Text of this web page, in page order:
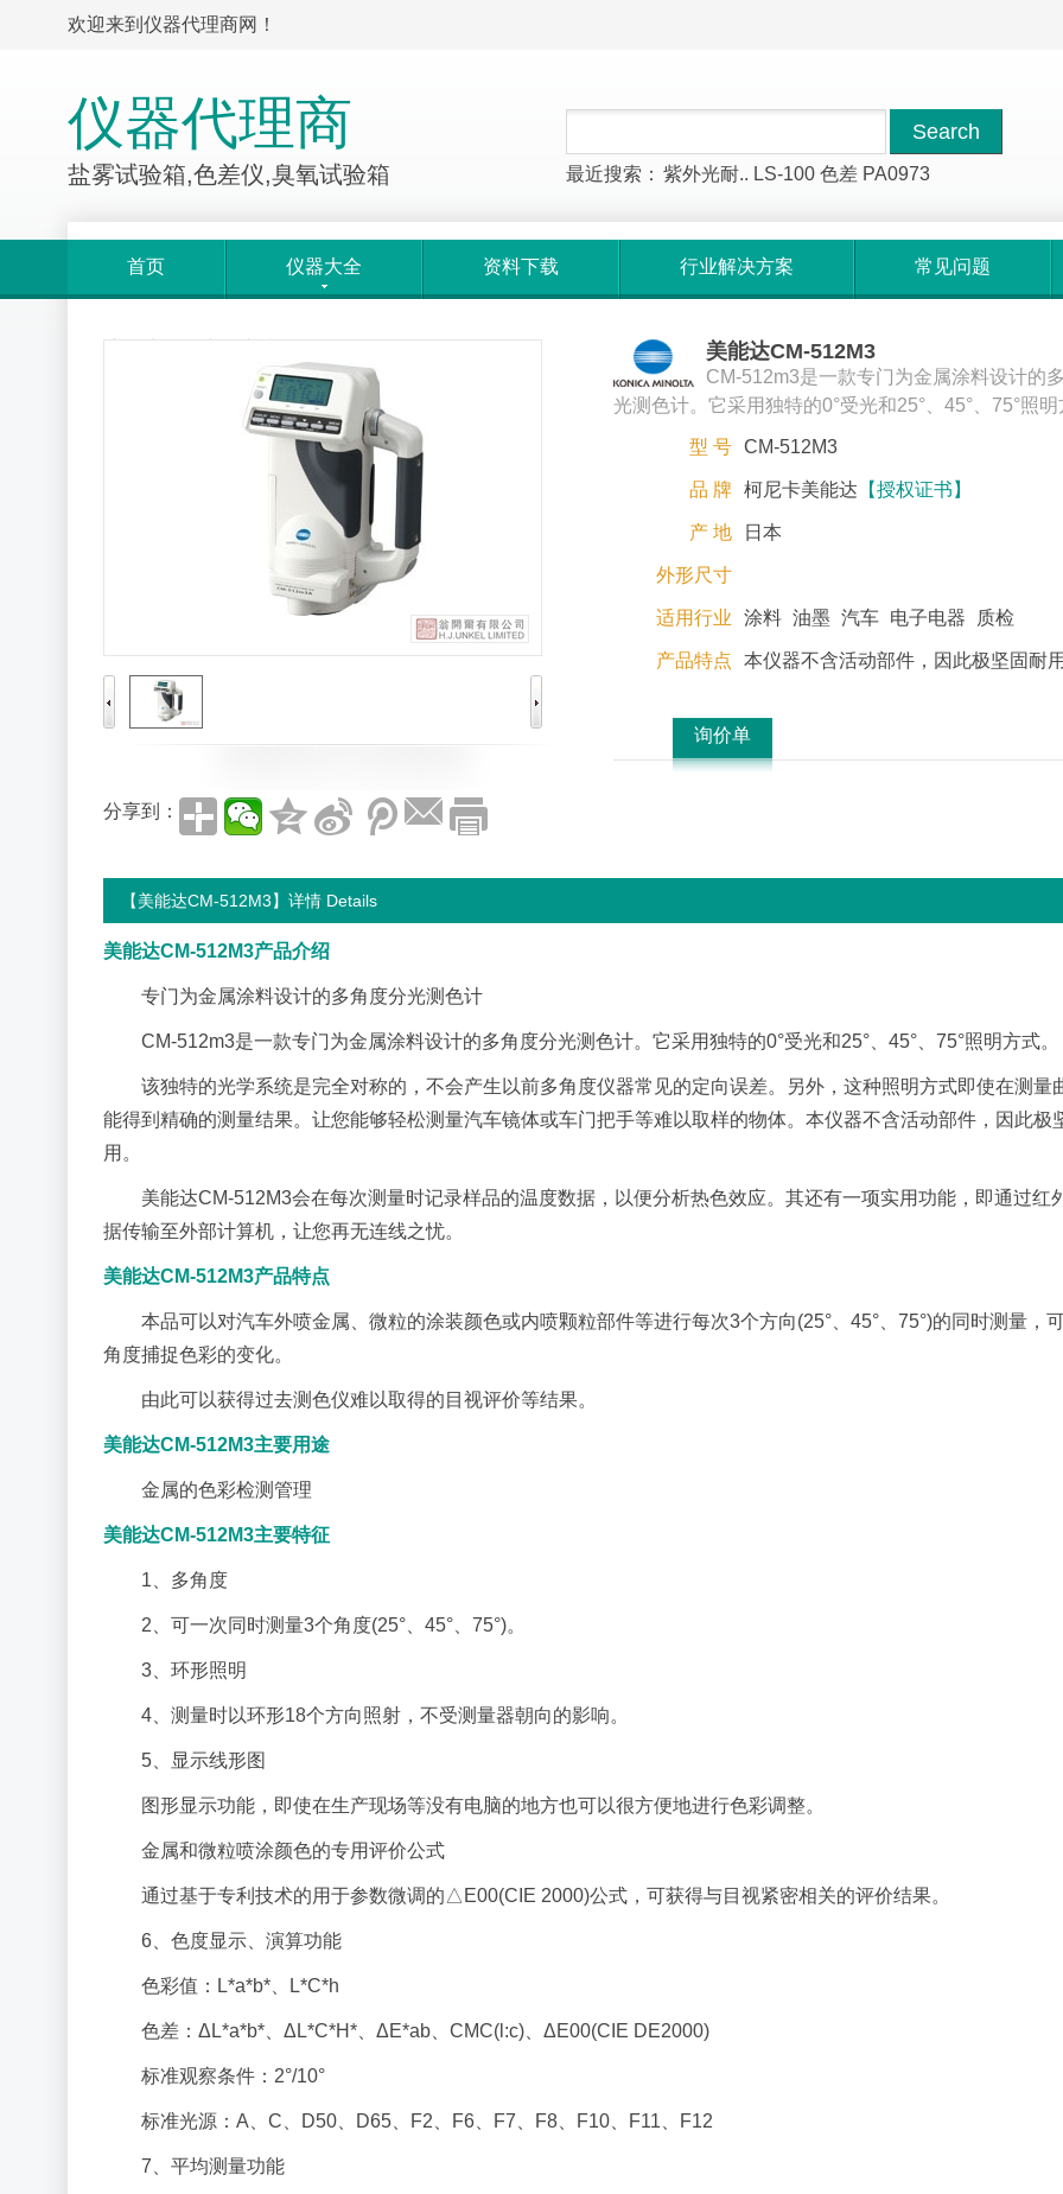
欢迎来到仪器代理商网！
仪器代理商
盐雾试验箱,色差仪,臭氧试验箱 最近搜索： 紫外光耐.. LS-100 色差 PA0973
首页 仪器大全 资料下载 行业解决方案 常见问题
分享到：
美能达CM-512M3
CM-512m3是一款专门为金属涂料设计的
光测色计。它采用独特的0°受光和25°、45°、75°照
型 号 CM-512M3
品 牌 柯尼卡美能达 【授权证书】
产 地 日本
外形尺寸
适用行业 涂料 油墨 汽车 电子电器 质检
产品特点 本仪器不含活动部件，因此极坚固耐
询价单
【美能达CM-512M3】详情 Details
美能达CM-512M3产品介绍
专门为金属涂料设计的多角度分光测色计
CM-512m3是一款专门为金属涂料设计的多角度分光测色计。它采用独特的0°受光和25°、45°、75°照明方式。
该独特的光学系统是完全对称的，不会产生以前多角度仪器常见的定向误差。另外，这种照明方式即使在测量
能得到精确的测量结果。让您能够轻松测量汽车镜体或车门把手等难以取样的物体。本仪器不含活动部件，因此极
用。
美能达CM-512M3会在每次测量时记录样品的温度数据，以便分析热色效应。其还有一项实用功能，即通过红
据传输至外部计算机，让您再无连线之忧。
美能达CM-512M3产品特点
本品可以对汽车外喷金属、微粒的涂装颜色或内喷颗粒部件等进行每次3个方向(25°、45°、75°)的同时测量，
角度捕捉色彩的变化。
由此可以获得过去测色仪难以取得的目视评价等结果。
美能达CM-512M3主要用途
金属的色彩检测管理
美能达CM-512M3主要特征
1、多角度
2、可一次同时测量3个角度(25°、45°、75°)。
3、环形照明
4、测量时以环形18个方向照射，不受测量器朝向的影响。
5、显示线形图
图形显示功能，即使在生产现场等没有电脑的地方也可以很方便地进行色彩调整。
金属和微粒喷涂颜色的专用评价公式
通过基于专利技术的用于参数微调的△E00(CIE 2000)公式，可获得与目视紧密相关的评价结果。
6、色度显示、演算功能
色彩值：L*a*b*、L*C*h
色差：ΔL*a*b*、ΔL*C*H*、ΔE*ab、CMC(l:c)、ΔE00(CIE DE2000)
标准观察条件：2°/10°
标准光源：A、C、D50、D65、F2、F6、F7、F8、F10、F11、F12
7、平均测量功能